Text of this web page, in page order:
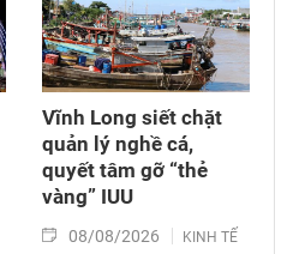
Vĩnh Long siết chặt
quản lý nghề cá,
quyết tâm gỡ “thẻ
vàng” IUU
08/08/2026 KINH TẾ